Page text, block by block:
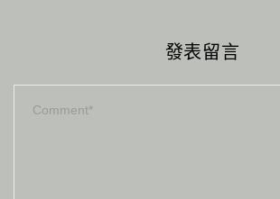
發表留言